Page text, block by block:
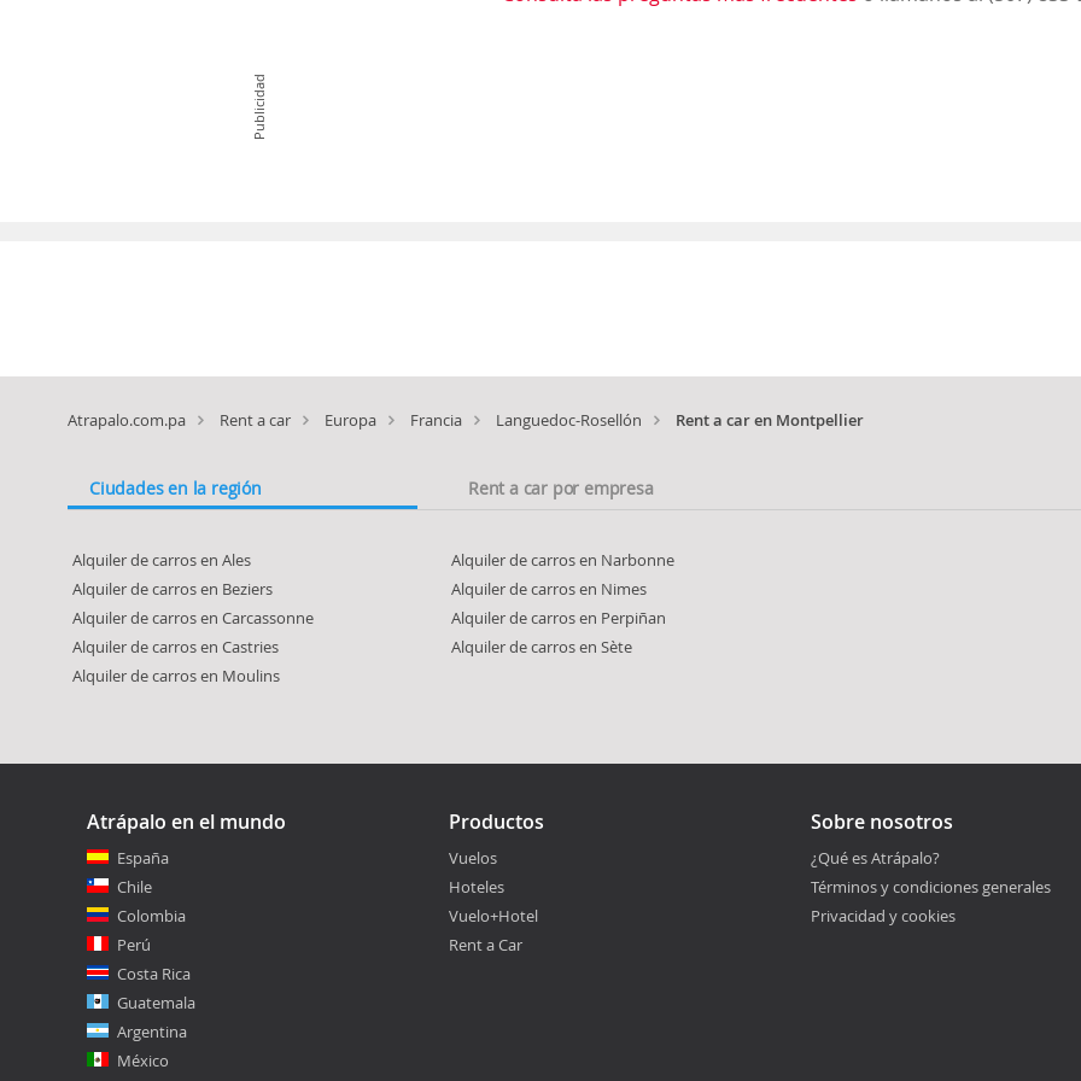
Publicidad
Atrapalo.com.pa Rent a car Europa Francia Languedoc-Rosellón Rent a car en Montpellier
Ciudades en la región Rent a car por empresa
Alquiler de carros en Ales
Alquiler de carros en Beziers
Alquiler de carros en Carcassonne
Alquiler de carros en Castries
Alquiler de carros en Moulins
Alquiler de carros en Narbonne
Alquiler de carros en Nimes
Alquiler de carros en Perpiñan
Alquiler de carros en Sète
Atrápalo en el mundo
España
Chile
Colombia
Perú
Costa Rica
Guatemala
Argentina
México
Productos
Vuelos
Hoteles
Vuelo+Hotel
Rent a Car
Sobre nosotros
¿Qué es Atrápalo?
Términos y condiciones generales
Privacidad y cookies